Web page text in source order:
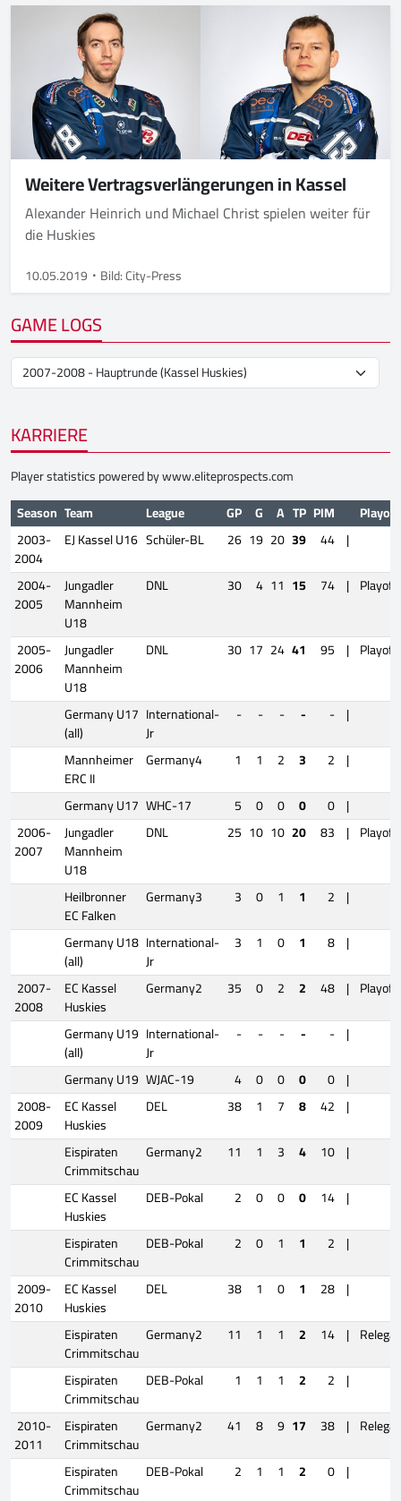
Weitere Vertragsverlängerungen in Kassel
Alexander Heinrich und Michael Christ spielen weiter für
die Huskies
10.05.2019 Bild: City-Press
GAME LOGS
KARRIERE
Player statistics powered bywww.eliteprospects.com
Season Team League GP G A TP PIM
2003-
2004
EJ Kassel U16 Schüler-BL 26 19 20 39 44 |
2004-
2005
Jungadler
Mannheim
U18
DNL 30 4 11 15 74 |
2005-
2006
Jungadler
Mannheim
U18
DNL 30 17 24 41 95 |
Germany U17
(all)
International-
Jr
- - - - - |
Mannheimer
ERC II
Germany4 1 1 2 3 2 |
Germany U17 WHC-17 5 0 0 0 0 |
2006-
2007
Jungadler
Mannheim
U18
DNL 25 10 10 20 83 |
Heilbronner
EC Falken
Germany3 3 0 1 1 2 |
Germany U18
(all)
International-
Jr
3 1 0 1 8 |
2007-
2008
EC Kassel
Huskies
Germany2 35 0 2 2 48 |
Germany U19
(all)
International-
Jr
- - - - - |
Germany U19 WJAC-19 4 0 0 0 0 |
2008-
2009
EC Kassel
Huskies
DEL 38 1 7 8 42 |
Eispiraten
Crimmitschau
Germany2 11 1 3 4 10 |
EC Kassel
Huskies
DEB-Pokal 2 0 0 0 14 |
Eispiraten
Crimmitschau
DEB-Pokal 2 0 1 1 2 |
2009-
2010
EC Kassel
Huskies
DEL 38 1 0 1 28 |
Eispiraten
Crimmitschau
Germany2 11 1 1 2 14 |
Eispiraten
Crimmitschau
DEB-Pokal 1 1 1 2 2 |
2010-
2011
Eispiraten
Crimmitschau
Germany2 41 8 9 17 38 |
Eispiraten
Crimmitschau
DEB-Pokal 2 1 1 2 0 |